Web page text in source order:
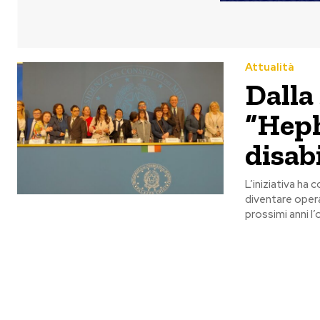
Attualità
L’iniziativa ha
diventare
prossimi anni